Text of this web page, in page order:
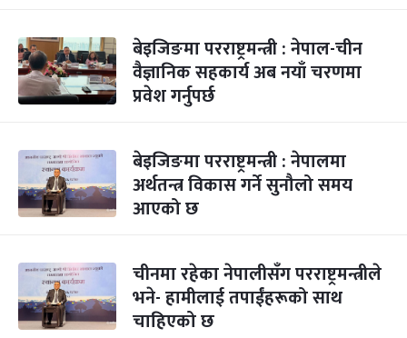
बेइजिङमा परराष्ट्रमन्त्री : नेपाल-चीन
वैज्ञानिक सहकार्य अब नयाँ चरणमा
प्रवेश गर्नुपर्छ
बेइजिङमा परराष्ट्रमन्त्री : नेपालमा
अर्थतन्त्र विकास गर्ने सुनौलो समय
आएको छ
चीनमा रहेका नेपालीसँग परराष्ट्रमन्त्रीले
भने- हामीलाई तपाईंहरूको साथ
चाहिएको छ